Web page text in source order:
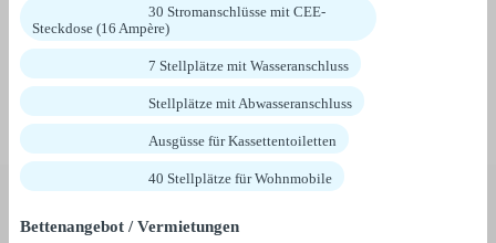
30 Stromanschlüsse mit CEE-
Steckdose (16 Ampère)
7 Stellplätze mit Wasseranschluss
Stellplätze mit Abwasseranschluss
Ausgüsse für Kassettentoiletten
40 Stellplätze für Wohnmobile
Bettenangebot / Vermietungen